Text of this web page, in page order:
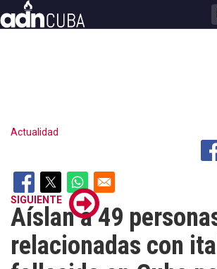
to
Actualidad
SIGUIENTE
Aíslan a 49
relacionadas con